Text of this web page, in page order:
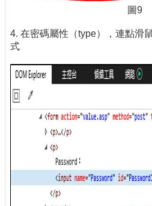
圖9
4. 在密碼屬性（type），連點滑
式